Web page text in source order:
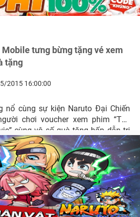
tưng bừng tặng vé xem
tặng
2015 16:00:00
nổ cùng sự kiện Naruto Đại Chiến
chơi voucher xem phim “The
cùng vô số quà tặng hấp dẫn trị